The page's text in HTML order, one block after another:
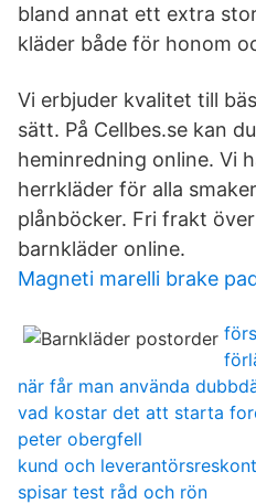
bland annat ett extra
kläder både för honom
Vi erbjuder kvalitet till
sätt. På Cellbes.se kan
heminredning online. Vi
herrkläder för alla
plånböcker. Fri frakt
barnkläder online.
Magneti marelli brake
när får man använda
vad kostar det att starta
peter obergfell
kund och
spisar test råd och rön